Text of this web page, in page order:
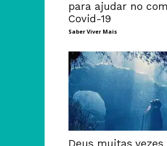
para ajudar no
Covid-19
Saber Viver Mais
Deus muitas vezes